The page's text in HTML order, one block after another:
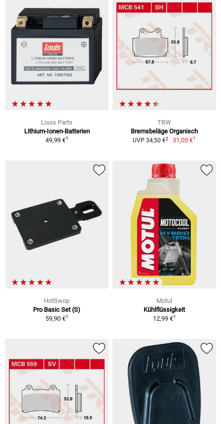
Louis Parts
Lithium-Ionen-Batterien
49,99 €1
TRW
Bremsbeläge Organisch
UVP 34,50 €2 31,05 €1
HotSwop
Pro Basic Set (S)
59,90 €1
Motul
Kühlflüssigkeit
12,99 €1